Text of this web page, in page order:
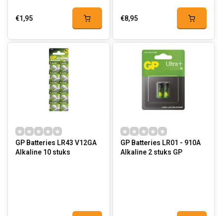
€1,95 €8,95
GP Batteries LR43 V12GA
Alkaline 10 stuks
GP Batteries LR01 - 910A
Alkaline 2 stuks GP